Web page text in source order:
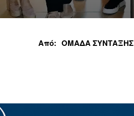
Από: ΟΜΑΔΑ ΣΥΝΤΑΞΗΣ